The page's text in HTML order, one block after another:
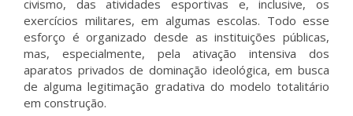
civismo, das atividades esportivas e, inclusive, os
exercícios militares, em algumas escolas. Todo esse
esforço é organizado desde as instituições públicas,
mas, especialmente, pela ativação intensiva dos
aparatos privados de dominação ideológica, em busca
de alguma legitimação gradativa do modelo totalitário
em construção.